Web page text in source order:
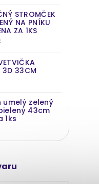
STROMČEK
NA PNÍKU
ZA 1KS
3D 33CM
umelý zelený
43cm
1ks